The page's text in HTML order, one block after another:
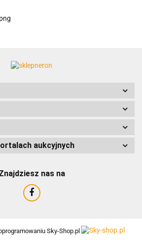
AMTRA
aukcyjnych
nas na
Sky-Shop.pl